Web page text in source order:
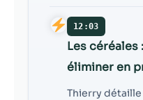
12:03
Les
éliminer en
Thierry